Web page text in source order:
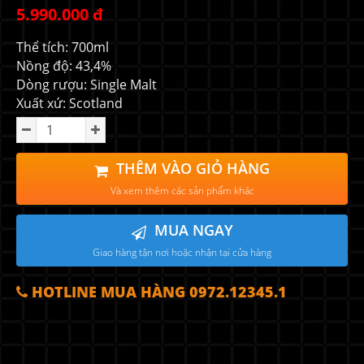
5.990.000 đ
Thể tích: 700ml
Nồng độ: 43,4%
Dòng rượu: Single Malt
Xuất xứ: Scotland
THÊM VÀO GIỎ HÀNG
Và xem thêm các sản phẩm khác
MUA NGAY
Giao hàng tận nơi hoặc nhận tại cửa hàng
HOTLINE MUA HÀNG 0972.12345.1